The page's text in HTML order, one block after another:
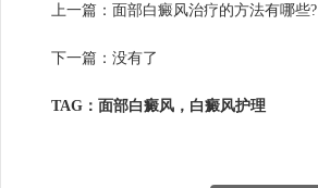
上一篇：面部白癜风治疗的方法有哪些?
下一篇：没有了
TAG：面部白癜风，白癜风护理